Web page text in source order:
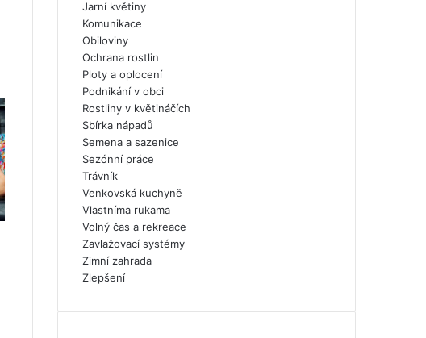
Jarní květiny
Komunikace
Obiloviny
Ochrana rostlin
Ploty a oplocení
Podnikání v obci
Rostliny v květináčích
Sbírka nápadů
Semena a sazenice
Sezónní práce
Trávník
Venkovská kuchyně
Vlastníma rukama
Volný čas a rekreace
Zavlažovací systémy
Zimní zahrada
Zlepšení